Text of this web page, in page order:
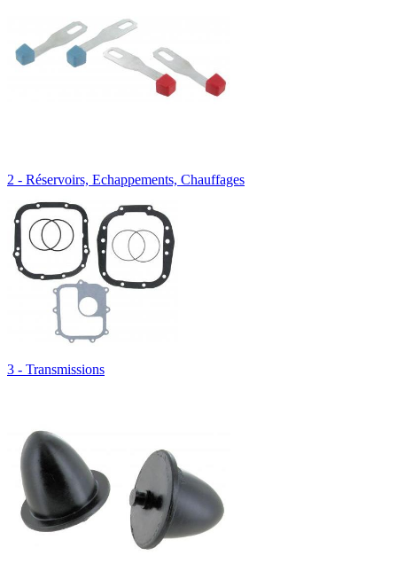
2 - Réservoirs, Echappements, Chauffages
3 - Transmissions